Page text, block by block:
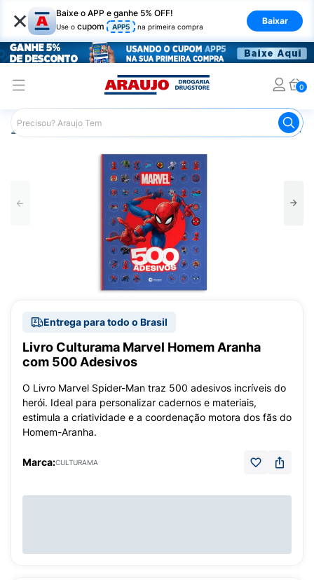
× Baixe o APP e ganhe 5% OFF!
Use o cupom APP5 na primeira compra
Baixar
0
Araujo Mercado Livro Culturama
Entrega para todo o Brasil
Livro Culturama Marvel Homem Aranha
com 500 Adesivos
O Livro Marvel Spider-Man traz 500 adesivos incríveis do
herói. Ideal para personalizar cadernos e materiais,
estimula a criatividade e a coordenação motora dos fãs do
Homem-Aranha.
Marca:CULTURAMA